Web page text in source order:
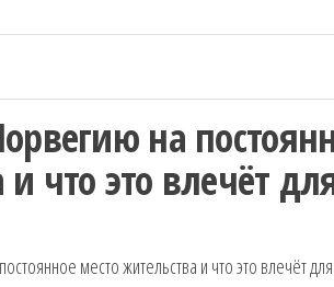
на
что это влечёт